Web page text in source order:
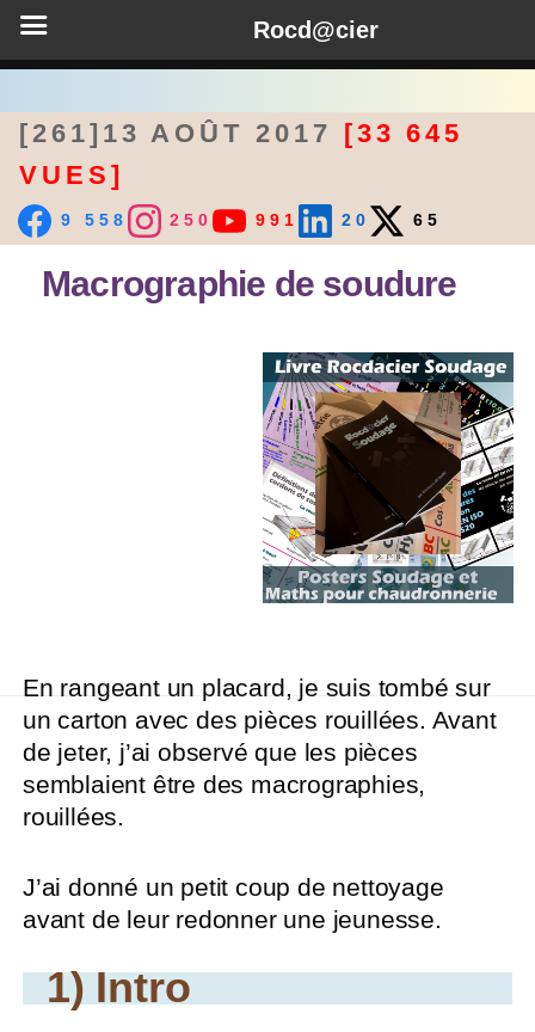
[261]13 AOÛT 2017 [33 645
VUES]
9 558 250 991 20 65
Macrographie de soudure
En rangeant un placard, je suis tombé sur
un carton avec des pièces rouillées. Avant
de jeter, j’ai observé que les pièces
semblaient être des macrographies,
rouillées.
J’ai donné un petit coup de nettoyage
avant de leur redonner une jeunesse.
1) Intro
Rocd@cier